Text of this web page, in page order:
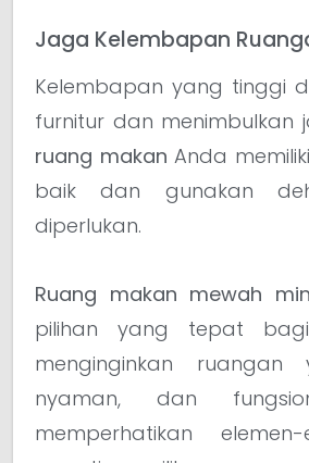
Jaga Kelembapan
Kelembapan yang tinggi
furnitur dan menimbulkan
ruang makan Anda
baik dan gunakan
diperlukan.
Ruang makan mewah
pilihan yang tepat
menginginkan ruangan
nyaman, dan
memperhatikan